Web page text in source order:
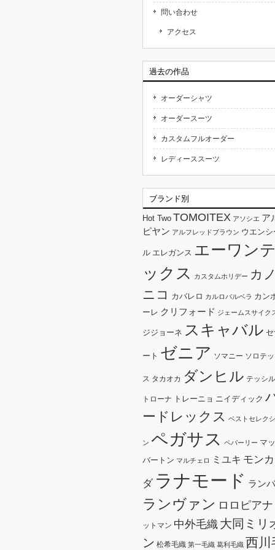
問い合わせ
アクセス
過去の作品
オーダーシャツ
オーダースーツ
カスタムフルオーダー
レディーススーツ
ブランド別
Hot Two TOMOITEX アソシエ ア
ピヤン アルフレッドブラウン ウエンシ
ル エレガンス エーワンテ
ックス
カスタムホリデー カノ
ニコ カバレロ カルロバルベラ カン
ーレ クリフォード ジェームスサイク
ジジョーネ スキャバル
ート ゼニア ソマニー ソロテッ
ス タカオカ ダンヒル テッシ
トローナ トレーニョ ニイディック
ードレックス ベストセレク
ン ペガサス ペパーリー マ
バートン マルチェロ ミユキ モン
ダ ラナモード ラン
ランヴァン ロロピアナ
ットマン 中外毛織大同ミリ
ン 松希毛織 第一毛織 葛利毛織 西川